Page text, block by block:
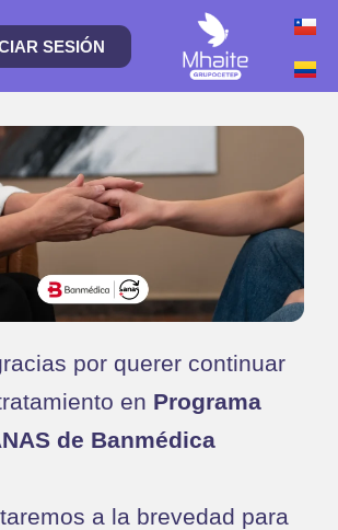
SESIÓN
por querer continuar
en Programa
de Banmédica
a la brevedad para